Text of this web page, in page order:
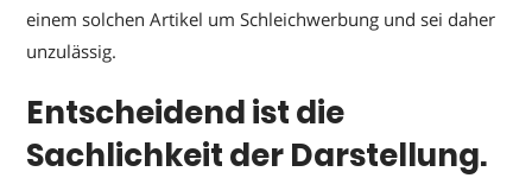
einem solchen Artikel um Schleichwerbung und sei daher
unzulässig.
Entscheidend ist die
Sachlichkeit der Darstellung.